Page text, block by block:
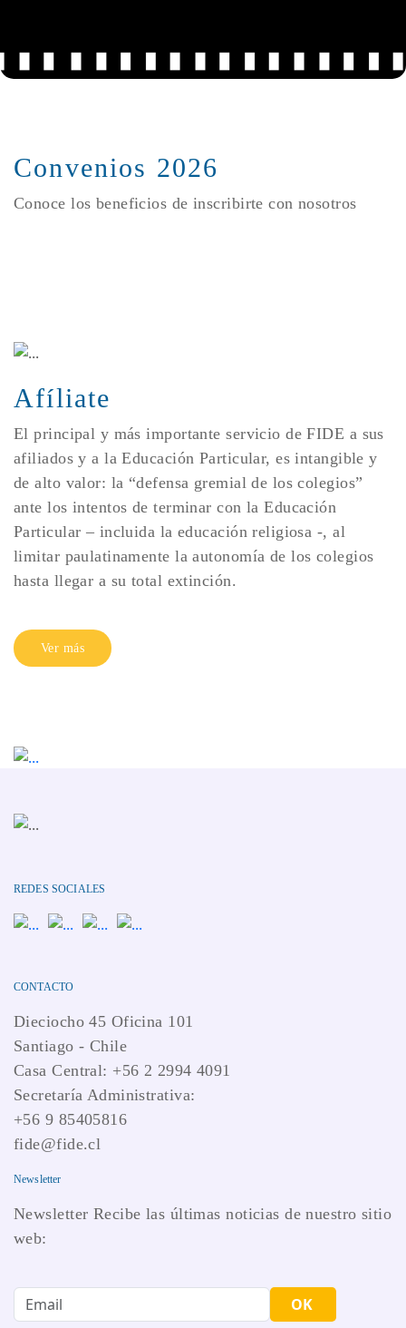
Convenios 2026
Conoce los beneficios de inscribirte con nosotros
Afíliate
El principal y más importante servicio de FIDE a sus
afiliados y a la Educación Particular, es intangible y
de alto valor: la “defensa gremial de los colegios”
ante los intentos de terminar con la Educación
Particular – incluida la educación religiosa -, al
limitar paulatinamente la autonomía de los colegios
hasta llegar a su total extinción.
Ver más
REDES SOCIALES
CONTACTO
Dieciocho 45 Oficina 101
Santiago - Chile
Casa Central: +56 2 2994 4091
Secretaría Administrativa:
+56 9 85405816
fide@fide.cl
Newsletter
Newsletter Recibe las últimas noticias de nuestro sitio
web:
OK